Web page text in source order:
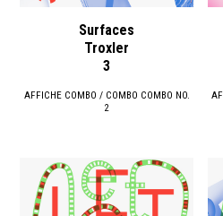
Surfaces
Troxler
3
AFFICHE COMBO / COMBO COMBO NO.
2